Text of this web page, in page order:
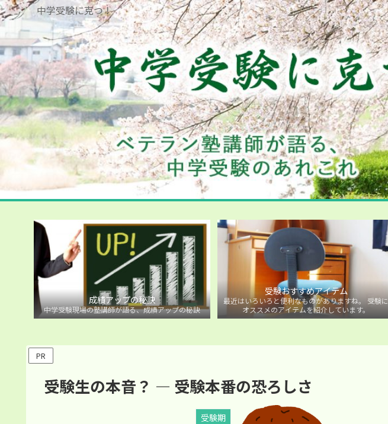
中学受験に克つ！
成績アップの秘訣
中学受験現場の塾講師が語る、成績アップの秘訣
受験おすすめアイテム
最近はいろいろと便利なものがありますね。 受験に
オススメのアイテムを紹介しています。
PR
受験生の本音？ ― 受験本番の恐ろしさ
受験期